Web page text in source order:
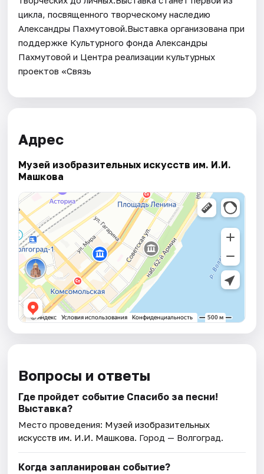
цикла, посвященного творческому наследию
Александры Пахмутовой.Выставка организована при
поддержке Культурного фонда Александры
Пахмутовой и Центра реализации культурных
проектов «Связь
Адрес
Музей изобразительных искусств им. И.И.
Машкова
Вопросы и ответы
Где пройдет событие Спасибо за песни!
Выставка?
Место проведения: Музей изобразительных
искусств им. И.И. Машкова. Город — Волгоград.
Когда запланирован событие?